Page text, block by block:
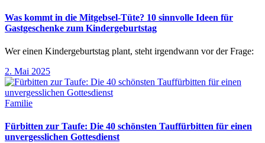
Was kommt in die Mitgebsel-Tüte? 10 sinnvolle Ideen für
Gastgeschenke zum Kindergeburtstag
Wer einen Kindergeburtstag plant, steht irgendwann vor der Frage:
2. Mai 2025
Familie
Fürbitten zur Taufe: Die 40 schönsten Tauffürbitten für einen
unvergesslichen Gottesdienst